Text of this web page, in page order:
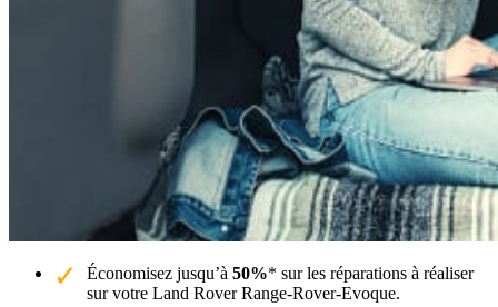
Économisez jusqu’à 50%* sur les réparations à réaliser
sur votre Land Rover Range-Rover-Evoque.